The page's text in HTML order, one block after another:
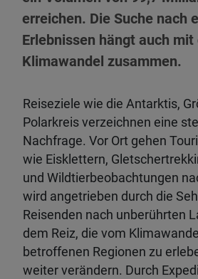
erreichen. Die Suche nach
Erlebnissen hängt auch mit
Klimawandel zusammen.
Reiseziele wie die Antarktis,
Polarkreis verzeichnen eine
Nachfrage. Vor Ort gehen
wie Eisklettern,
und Wildtierbeobachtungen
wird angetrieben durch die
Reisenden nach unberührten
dem Reiz, die vom
betroffenen Regionen zu
weiter verändern. Durch